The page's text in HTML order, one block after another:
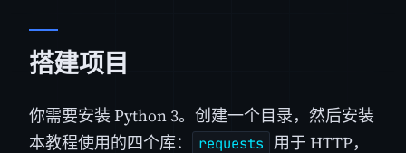
搭建项目
你需要安装 Python 3。创建一个目录，然后安装
本教程使用的四个库：
requests 用于 HTTP，